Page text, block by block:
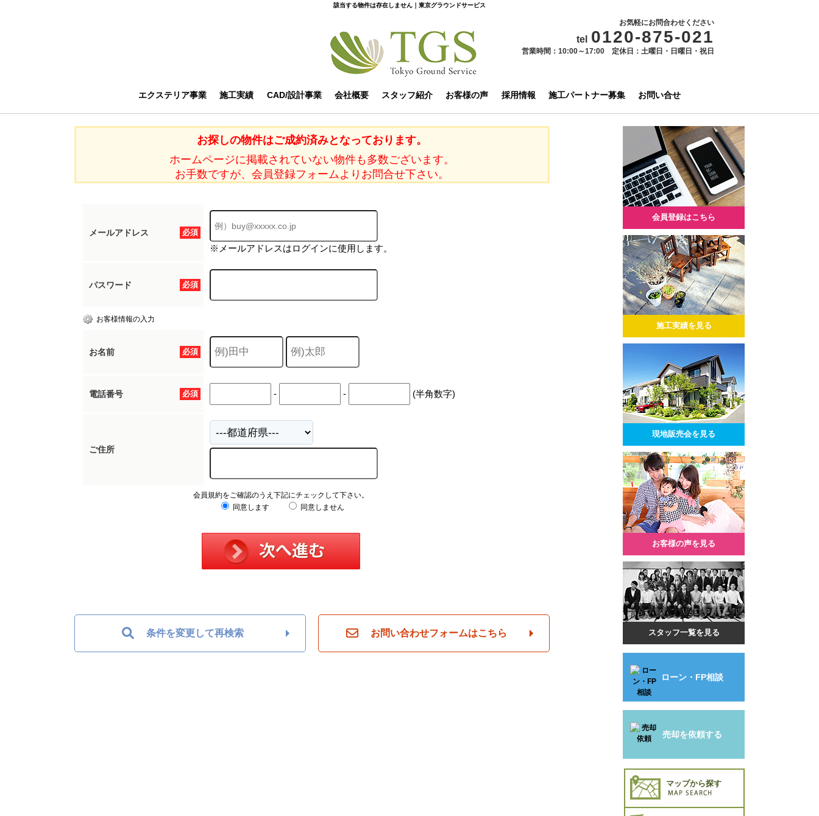
該当する物件は存在しません｜東京グラウンドサービス
お気軽にお問合わせください
tel 0120-875-021
営業時間：10:00～17:00 定休日：土曜日・日曜日・祝日
エクステリア事業 施工実績 CAD/設計事業 会社概要 スタッフ紹介 お客様の声 採用情報 施工パートナー募集 お問い合せ
お探しの物件はご成約済みとなっております。
ホームページに掲載されていない物件も多数ございます。
お手数ですが、会員登録フォームよりお問合せ下さい。
必須
メールアドレス
※メールアドレスはログインに使用します。
必須
パスワード
お客様情報の入力
必須
お名前
必須
電話番号 - - (半角数字)
ご住所
会員規約をご確認のうえ下記にチェックして下さい。
同意します
同意しません
条件を変更して再検索 お問い合わせフォームはこちら
会員登録はこちら
施工実績を見る
現地販売会を見る
お客様の声を見る
スタッフ一覧を見る
ローン・FP相談
売却を依頼する
マップから探す